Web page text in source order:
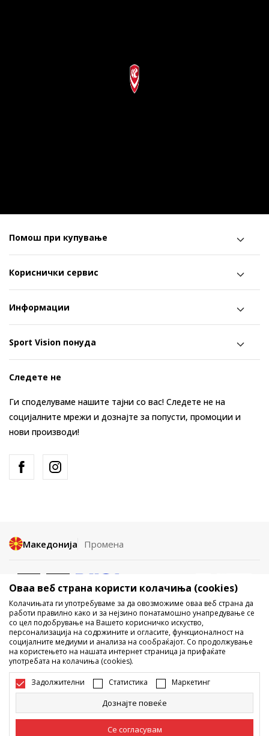
Помош при купување
Кориснички сервис
Информации
Sport Vision понуда
Следете не
Ги споделуваме нашите тајни со вас! Следете не на
социјалните мрежи и дознајте за попусти, промоции и
нови производи!
Македонија Промена
Не е дозволено превземање или користење на содржината од
интернет страните на Sport Vision, делумно или целосно a се
однесува на логоа, трговски марки, комерцијални содржини, ниту
истите да се отстапуваат на трети лица, јавно да се објавуваат или да
се користат за било какви цели, без писмена согласност од БДС.МК
ДООЕЛ.
Настојуваме да бидеме што попрецизни во описот на производот,
фотографијата и самата цена, но не можеме да гарантираме дака
сите информации се комплетни и без грешка. Сите прикажани
Оваа веб страна користи колачиња (cookies)
Колачињата ги употребуваме за да овозможиме оваа веб страна да
работи правилно како и за нејзино понатамошно унапредување се
со цел подобрување на Вашето корисничко искуство,
персонализација на содржините и огласите, функционалност на
социјалните медиуми и анализа на сообраќајот. Со продолжување
на користењето на нашата интернет страница ја прифаќате
употребата на колачиња (cookies).
Задолжителни Статистика Маркетинг
Дознајте повеќе
Се согласувам